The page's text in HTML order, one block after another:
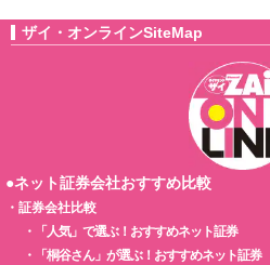
ザイ・オンラインSiteMap
●ネット証券会社おすすめ比較
・ 証券会社比較
・
「人気」で選ぶ！おすすめネット証券
・
「桐谷さん」が選ぶ！おすすめネット証券